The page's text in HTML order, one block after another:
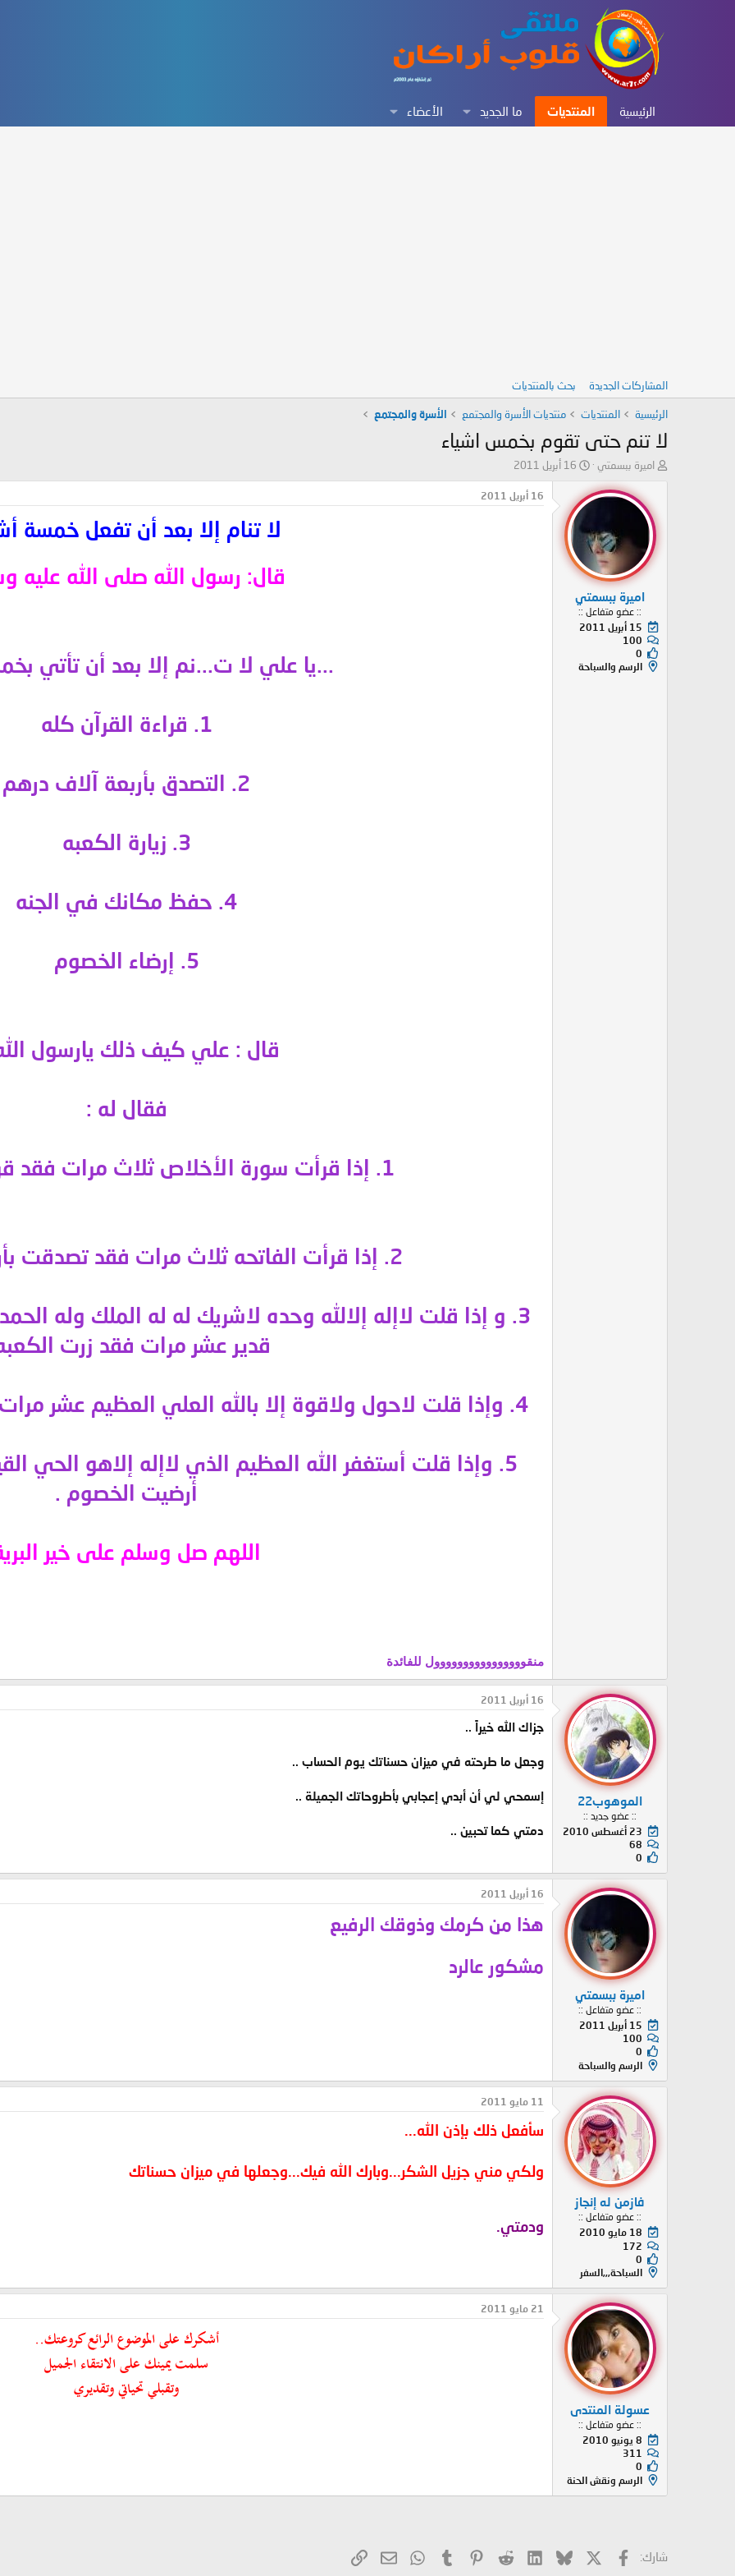
الرئيسية المنتديات ما الجديد الأعضاء
المشاركات الجديدة بحث بالمنتديات
الرئيسية المنتديات منتديات الأسرة والمجتمع الأسرة والمجتمع
لا تنم حتى تقوم بخمس اشياء
ب
ئ
ا
ل
م
و
اميرة ببسمتي
ت
ي
خ
ل
ب
ء
16 أبريل 2011
اميرة ببسمتي
:: عضو متفاعل ::
15 أبريل 2011
100
0
الرسم والسباحة
16 أبريل 2011
لا تنام إلا بعد أن تفعل خمسة
قال: رسول الله صلى الله عليه
...يا علي لا ت...نم إلا بعد أن تأتي
1. قراءة القرآن كله
2. التصدق بأربعة آلاف درهم
3. زيارة الكعبه
4. حفظ مكانك في الجنه
5. إرضاء الخصوم
قال : علي كيف ذلك يارسول
فقال له :
1. إذا قرأت سورة الأخلاص ثلاث مرات فقد قرأت
2. إذا قرأت الفاتحه ثلاث مرات فقد تصدقت بأربعة آلاف درهم
3. و إذا قلت لاإله إلالله وحده لاشريك له له الملك وله الحمد يحي ويميت
قدير عشر مرات فقد زرت
4. وإذا قلت لاحول ولاقوة إلا بالله العلي العظيم عشر
5. وإذا قلت أستغفر
الله العظيم الذي لاإله إلاهو الحي
أرضيت الخصوم .
اللهم صل وسلم على خير
منقوووووووووووووووول للفائدة
الموهوب22
:: عضو جديد ::
23 أغسطس 2010
68
0
16 أبريل 2011
جزاك الله خيراً ..
وجعل ما طرحته في ميزان حسناتك يوم الحساب ..
إسمحي لي أن أبدي إعجابي بأطروحاتك الجميلة ..
دمتي كما تحبين ..
اميرة ببسمتي
:: عضو متفاعل ::
15 أبريل 2011
100
0
الرسم والسباحة
16 أبريل 2011
هذا من كرمك وذوقك الرفيع
مشكور عالرد
فازمن له إنجاز
:: عضو متفاعل ::
18 مايو 2010
172
0
السباحة,,,السفر
11 مايو 2011
سأفعل ذلك بإذن الله...
ولكي مني جزيل الشكر...وبارك الله فيك...وجعلها في ميزان حسناتك
ودمتي.
عسولة المنتدى
:: عضو متفاعل ::
8 يونيو 2010
311
0
الرسم ونقش الحنة
21 مايو 2011
أشكرك على الموضوع الرائع كروعتك..
سلمت يمينك على الانتقاء الجميل
وتقبلي تحياتي وتقديري
شارك: فيسبوك Bluesky
LinkedIn
Reddit
Pinterest
Tumblr
WhatsAppالبريد الإلكتروني